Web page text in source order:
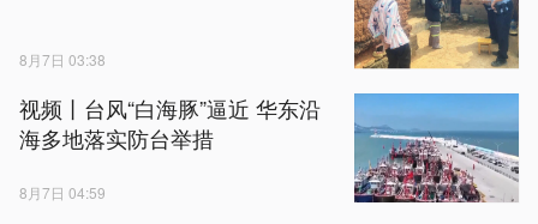
8月7日 03:38
视频丨台风“白海豚”逼近 华东沿
海多地落实防台举措
8月7日 04:59